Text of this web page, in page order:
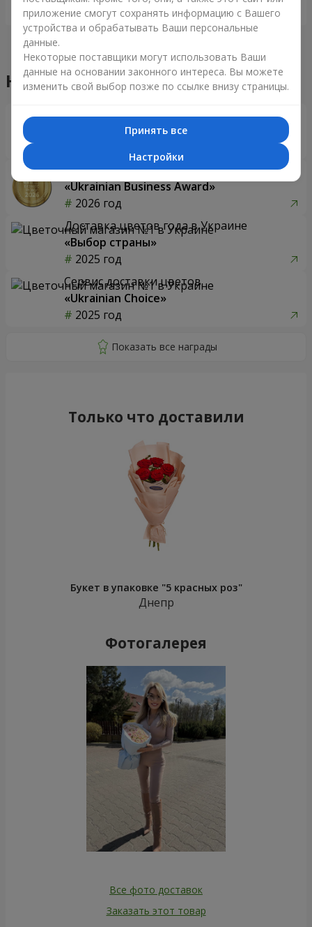
Заказать Заказать
Наши достижения
Доставка цветов года в Украине
«Выбор страны»
Лучший цветочный магазин
«Ukrainian Business Award»
2026 год
Доставка цветов года в Украине
«Выбор страны»
2025 год
Сервис доставки цветов
«Ukrainian Choice»
2025 год
Только что доставили
Букет в упаковке "5 красных роз"
Днепр
Фотогалерея
Все фото доставок
Заказать этот товар
приложение смогут сохранять информацию с Вашего
устройства и обрабатывать Ваши персональные
данные.
Некоторые поставщики могут использовать Ваши
данные на основании законного интереса. Вы можете
изменить свой выбор позже по ссылке внизу страницы.
Принять все
Настройки